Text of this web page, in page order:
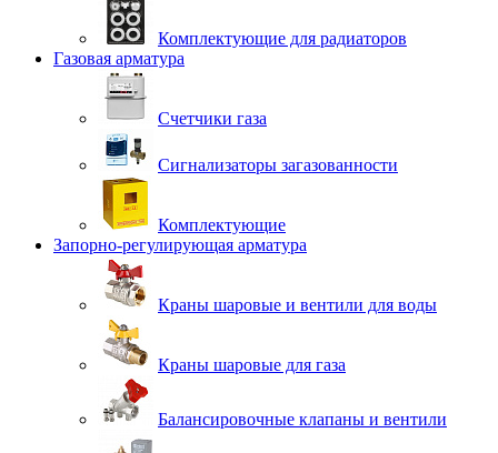
Комплектующие для радиаторов
Газовая арматура
Счетчики газа
Сигнализаторы загазованности
Комплектующие
Запорно-регулирующая арматура
Краны шаровые и вентили для воды
Краны шаровые для газа
Балансировочные клапаны и вентили